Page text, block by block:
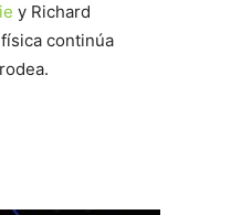
y Richard
continúa